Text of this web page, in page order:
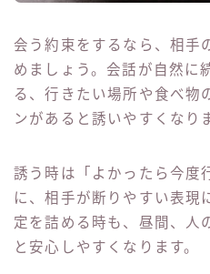
会う約束をするなら、相手
めましょう。会話が自然に
る、行きたい場所や食べ物
ンがあると誘いやすくなり
誘う時は「よかったら今度
に、相手が断りやすい表現
定を詰める時も、昼間、人
と安心しやすくなります。